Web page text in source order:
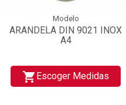
Modelo
ARANDELA DIN 9021 INOX
A4
shopping_cart Escoger Medidas